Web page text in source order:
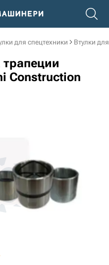
для спецтехники Втулки
трапеции
Construction